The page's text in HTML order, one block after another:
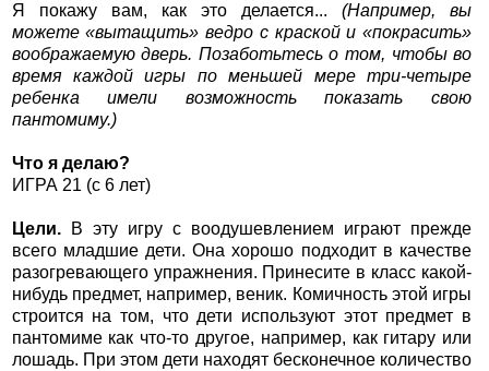
Я покажу вам, как это делается...(Например, вы
можете «вытащить» ведро с краской и «покрасить»
воображаемую дверь. Позаботьтесь о том, чтобы во
время каждой игры по меньшей мере три-четыре
ребенка имели возможность показать свою
пантомиму.)
Что я делаю?
ИГРА 21 (с 6 лет)
Цели.В эту игру с воодушевлением играют прежде
всего младшие дети. Она хорошо подходит в качестве
разогревающего упражнения. Принесите в класс какой-
нибудь предмет, например, веник. Комичность этой игры
строится на том, что дети используют этот предмет в
пантомиме как что-то другое, например, как гитару или
лошадь. При этом дети находят бесконечное количество